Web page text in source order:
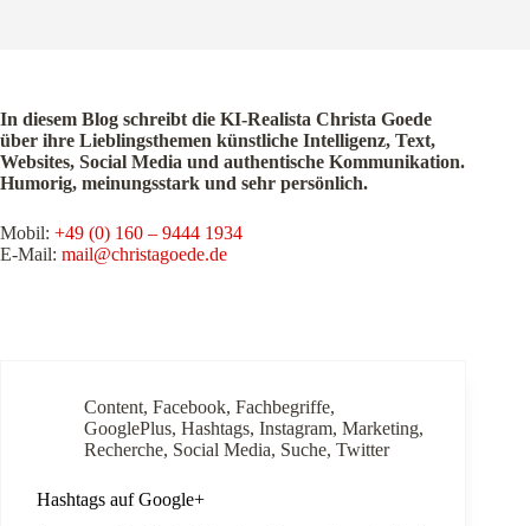
In diesem Blog schreibt die KI-Realista Christa Goede
über ihre Lieblingsthemen künstliche Intelligenz, Text,
Websites, Social Media und authentische Kommunikation.
Humorig, meinungsstark und sehr persönlich.
Mobil: +49 (0) 160 – 9444 1934
E-Mail: mail@christagoede.de
Content, Facebook, Fachbegriffe,
GooglePlus, Hashtags, Instagram, Marketing,
Recherche, Social Media, Suche, Twitter
Hashtags auf Google+